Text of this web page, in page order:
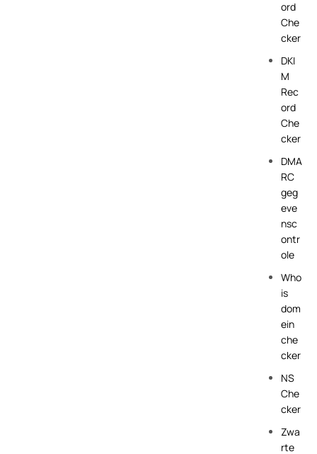
ord
Che
cker
DKI
M
Rec
ord
Che
cker
DMA
RC
geg
eve
nsc
ontr
ole
Who
is
dom
ein
che
cker
NS
Che
cker
Zwa
rte